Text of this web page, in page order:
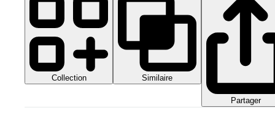
Collection Similaire
Partager